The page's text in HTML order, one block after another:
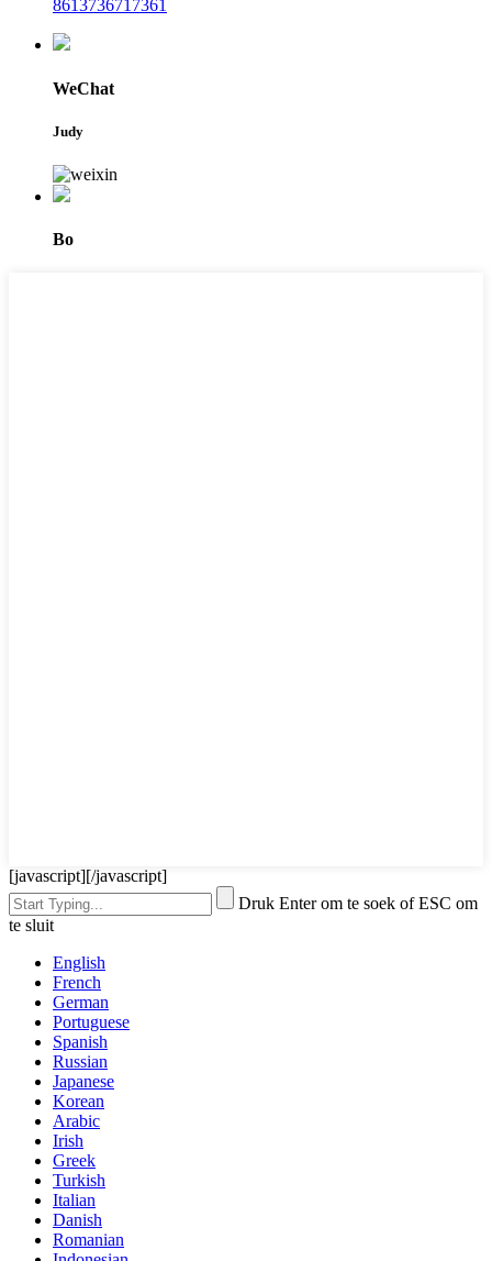
8613736717361
WeChat
Judy
Bo
[javascript] [/javascript]
Druk Enter om te soek of ESC om
te sluit
English
French
German
Portuguese
Spanish
Russian
Japanese
Korean
Arabic
Irish
Greek
Turkish
Italian
Danish
Romanian